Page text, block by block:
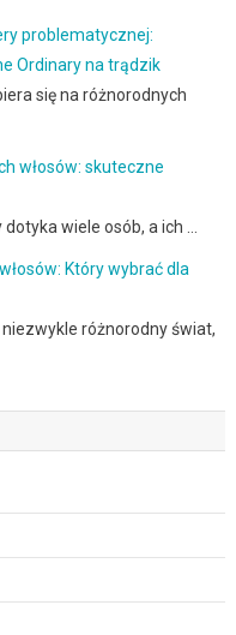
problematycznej:
Ordinary na trądzik
się na różnorodnych
włosów: skuteczne
wiele osób, a ich …
Który wybrać dla
różnorodny świat,